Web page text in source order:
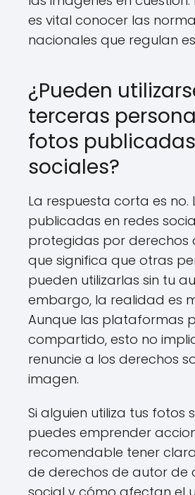
es vital conocer las
nacionales que regulan
¿Pueden
terceras
fotos
sociales?
La respuesta corta es no.
publicadas en redes
protegidas por derechos
que significa que otras
pueden utilizarlas sin tu
embargo, la realidad es
Aunque las plataformas
compartido, esto no
renuncie a los derechos
imagen.
Si alguien utiliza tus fotos
puedes emprender
recomendable tener
de derechos de autor de